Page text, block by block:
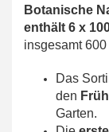
Botanische
enthält 6 x
insgesamt
Das
den
Garten.